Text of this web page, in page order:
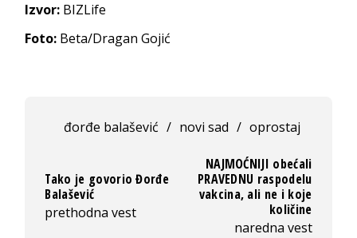
Izvor: BIZLife
Foto: Beta/Dragan Gojić
đorđe balašević / novi sad / oprostaj
Tako je govorio Đorđe
Balašević
prethodna vest
NAJMOĆNIJI obećali
PRAVEDNU raspodelu
vakcina, ali ne i koje
količine
naredna vest